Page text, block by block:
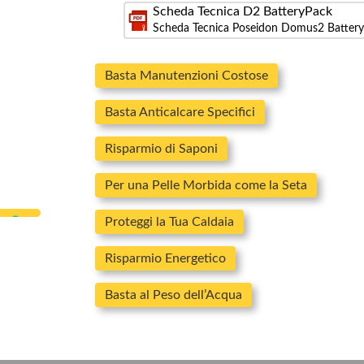
Scheda Tecnica D2 BatteryPack
Scheda Tecnica Poseidon Domus2
Basta Manutenzioni Costose
Basta Anticalcare Specifici
Risparmio di Saponi
Per una Pelle Morbida come la Seta
Proteggi la Tua Caldaia
Risparmio Energetico
Basta al Peso dell’Acqua